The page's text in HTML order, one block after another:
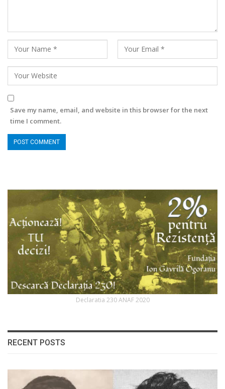
Save my name, email, and website in this browser for the next
time I comment.
Declaratia 230 ANAF 2020
RECENT POSTS